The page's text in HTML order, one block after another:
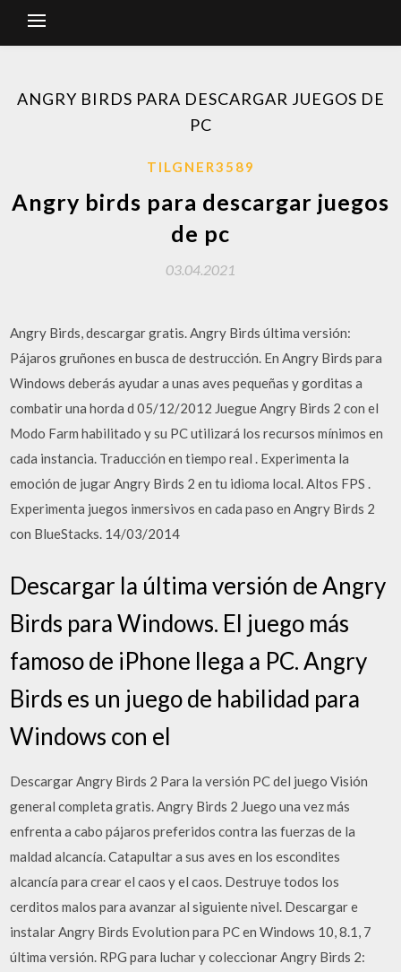
ANGRY BIRDS PARA DESCARGAR JUEGOS DE
PC
TILGNER3589
Angry birds para descargar juegos
de pc
03.04.2021
Angry Birds, descargar gratis. Angry Birds última versión:
Pájaros gruñones en busca de destrucción. En Angry Birds para
Windows deberás ayudar a unas aves pequeñas y gorditas a
combatir una horda d 05/12/2012 Juegue Angry Birds 2 con el
Modo Farm habilitado y su PC utilizará los recursos mínimos en
cada instancia. Traducción en tiempo real . Experimenta la
emoción de jugar Angry Birds 2 en tu idioma local. Altos FPS .
Experimenta juegos inmersivos en cada paso en Angry Birds 2
con BlueStacks. 14/03/2014
Descargar la última versión de Angry
Birds para Windows. El juego más
famoso de iPhone llega a PC. Angry
Birds es un juego de habilidad para
Windows con el
Descargar Angry Birds 2 Para la versión PC del juego Visión
general completa gratis. Angry Birds 2 Juego una vez más
enfrenta a cabo pájaros preferidos contra las fuerzas de la
maldad alcancía. Catapultar a sus aves en los escondites
alcancía para crear el caos y el caos. Destruye todos los
cerditos malos para avanzar al siguiente nivel. Descargar e
instalar Angry Birds Evolution para PC en Windows 10, 8.1, 7
última versión. RPG para luchar y coleccionar Angry Birds 2: